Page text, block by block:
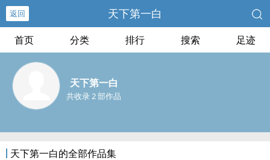
返回 天下第一白
首页 分类 排行 搜索 足迹
天下第一白
共收录 2 部作品
天下第一白的全部作品集